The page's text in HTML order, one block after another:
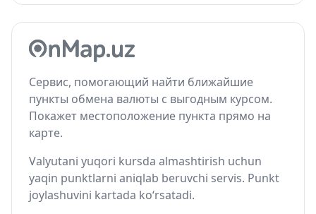
Сервис, помогающий найти ближайшие
пункты обмена валюты с выгодным курсом.
Покажет местоположение пункта прямо на
карте.
Valyutani yuqori kursda almashtirish uchun
yaqin punktlarni aniqlab beruvchi servis. Punkt
joylashuvini kartada ko‘rsatadi.